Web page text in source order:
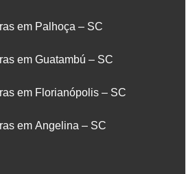
em Palhoça – SC
em Guatambú – SC
em Florianópolis – SC
em Angelina – SC